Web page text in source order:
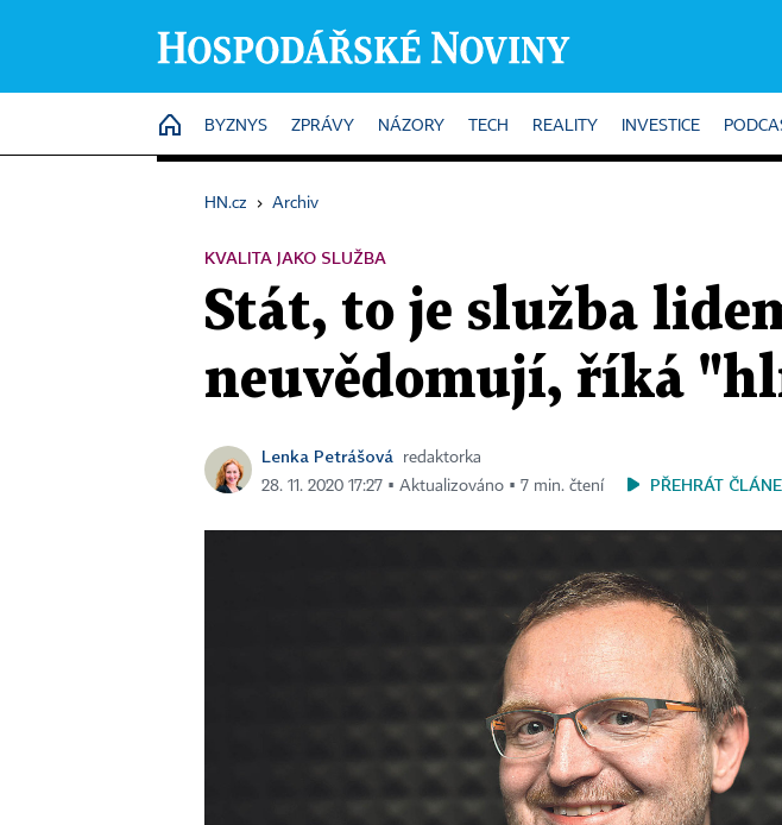
HOME
BYZNYS ZPRÁVY NÁZORY TECH REALITY INVESTICE
HN.cz › Archiv
KVALITA JAKO SLUŽBA
Stát, to je služba
neuvědomují, říká
Lenka Petrášová
redaktorka
28. 11. 2020 17:27 ▪ Aktualizováno ▪ 7 min. čtení
PŘEHRÁT